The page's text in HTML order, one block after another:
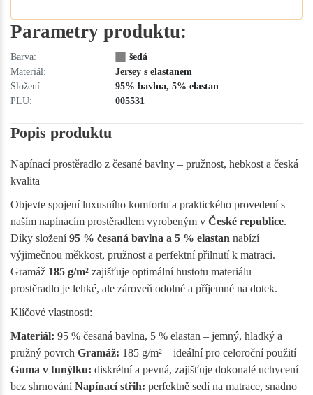
Parametry produktu:
Barva:
šedá
Materiál:
Jersey s elastanem
Složení:
95% bavlna, 5% elastan
PLU:
005531
Popis produktu
Napínací prostěradlo z česané bavlny – pružnost, hebkost a česká
kvalita
Objevte spojení luxusního komfortu a praktického provedení s
naším napínacím prostěradlem vyrobeným v České republice.
Díky složení95 % česaná bavlna a 5 % elastan nabízí
výjimečnou měkkost, pružnost a perfektní přilnutí k matraci.
Gramáž 185 g/m² zajišťuje optimální hustotu materiálu –
prostěradlo je lehké, ale zároveň odolné a příjemné na dotek.
Klíčové vlastnosti:
Materiál: 95 % česaná bavlna, 5 % elastan – jemný, hladký a
pružný povrch Gramáž: 185 g/m² – ideální pro celoroční použití
Guma v tunýlku: diskrétní a pevná, zajišťuje dokonalé uchycení
bez shrnováníNapínací střih: perfektně sedí na matrace, snadno